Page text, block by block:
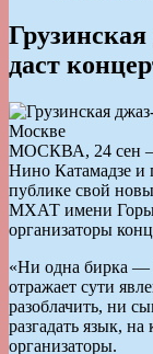
даст
МОСКВА, 24 сен —
Нино Катамадзе и
публике свой
МХАТ имени
организаторы
«Ни одна бирка —
отражает сути
разоблачить, ни
разгадать язык,
организаторы.